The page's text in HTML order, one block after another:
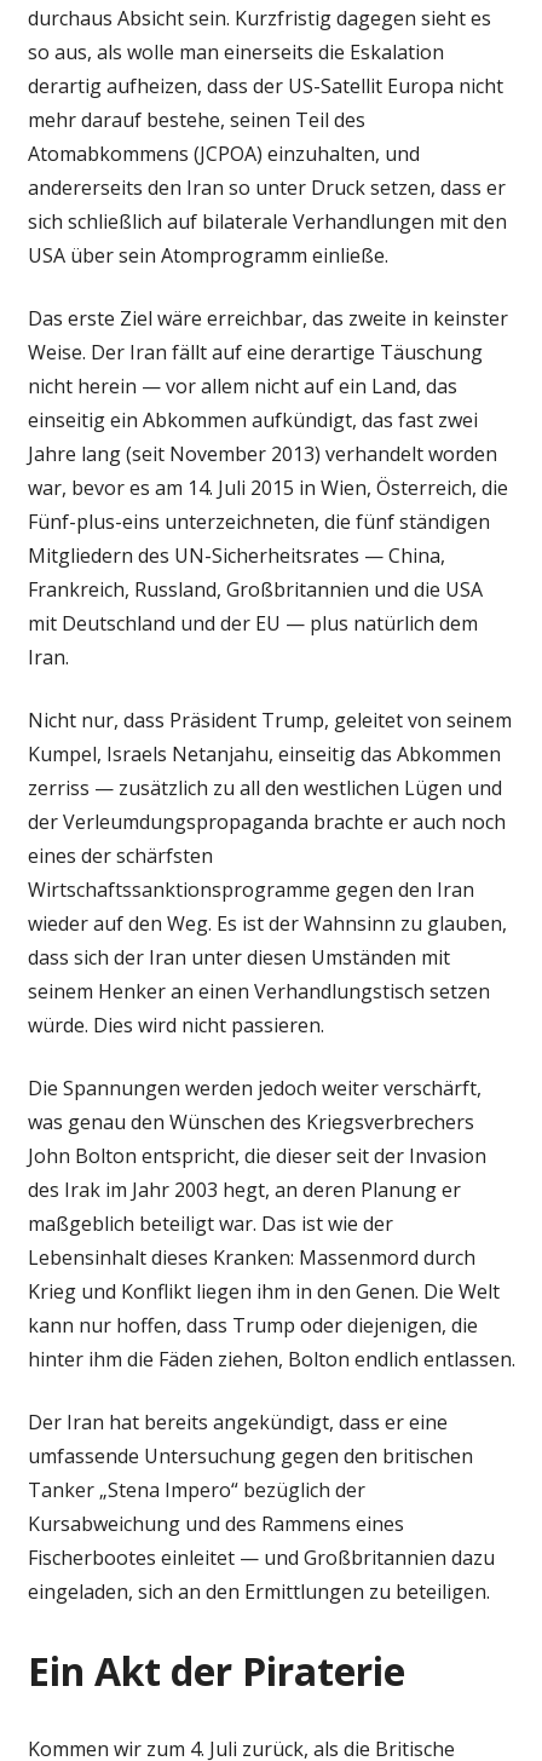
durchaus Absicht sein. Kurzfristig dagegen sieht es
so aus, als wolle man einerseits die Eskalation
derartig aufheizen, dass der US-Satellit Europa nicht
mehr darauf bestehe, seinen Teil des
Atomabkommens (JCPOA) einzuhalten, und
andererseits den Iran so unter Druck setzen, dass er
sich schließlich auf bilaterale Verhandlungen mit den
USA über sein Atomprogramm einließe.
Das erste Ziel wäre erreichbar, das zweite in keinster
Weise. Der Iran fällt auf eine derartige Täuschung
nicht herein — vor allem nicht auf ein Land, das
einseitig ein Abkommen aufkündigt, das fast zwei
Jahre lang (seit November 2013) verhandelt worden
war, bevor es am 14. Juli 2015 in Wien, Österreich, die
Fünf-plus-eins unterzeichneten, die fünf ständigen
Mitgliedern des UN-Sicherheitsrates — China,
Frankreich, Russland, Großbritannien und die USA
mit Deutschland und der EU — plus natürlich dem
Iran.
Nicht nur, dass Präsident Trump, geleitet von seinem
Kumpel, Israels Netanjahu, einseitig das Abkommen
zerriss — zusätzlich zu all den westlichen Lügen und
der Verleumdungspropaganda brachte er auch noch
eines der schärfsten
Wirtschaftssanktionsprogramme gegen den Iran
wieder auf den Weg. Es ist der Wahnsinn zu glauben,
dass sich der Iran unter diesen Umständen mit
seinem Henker an einen Verhandlungstisch setzen
würde. Dies wird nicht passieren.
Die Spannungen werden jedoch weiter verschärft,
was genau den Wünschen des Kriegsverbrechers
John Bolton entspricht, die dieser seit der Invasion
des Irak im Jahr 2003 hegt, an deren Planung er
maßgeblich beteiligt war. Das ist wie der
Lebensinhalt dieses Kranken: Massenmord durch
Krieg und Konflikt liegen ihm in den Genen. Die Welt
kann nur hoffen, dass Trump oder diejenigen, die
hinter ihm die Fäden ziehen, Bolton endlich entlassen.
Der Iran hat bereits angekündigt, dass er eine
umfassende Untersuchung gegen den britischen
Tanker „Stena Impero“ bezüglich der
Kursabweichung und des Rammens eines
Fischerbootes einleitet — und Großbritannien dazu
eingeladen, sich an den Ermittlungen zu beteiligen.
Ein Akt der Piraterie
Kommen wir zum 4. Juli zurück, als die Britische